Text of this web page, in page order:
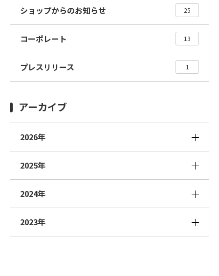
ショップからのお知らせ 25
コーポレート 13
プレスリリース 1
アーカイブ
2026年
2025年
2024年
2023年